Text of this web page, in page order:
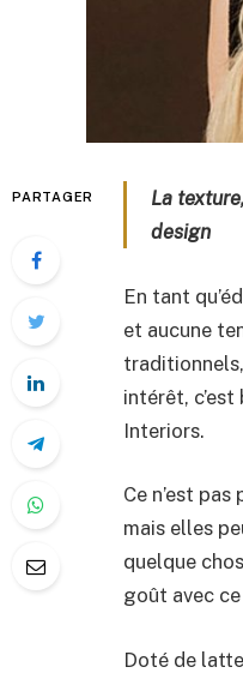
PARTAGER
La
design
En tant
et aucune
intérêt, c’est
Interiors.
Ce n’est
mais elles
quelque
goût avec
Doté de